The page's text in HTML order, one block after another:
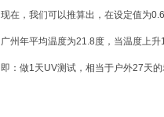
现在，我们可以推算出，在设定值为
广州年平均温度为21.8度，当温度上
即：做1天UV测试，相当于户外27天